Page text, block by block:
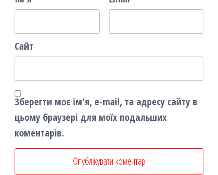
Сайт
Зберегти моє ім'я, e-mail, та адресу сайту в
цьому браузері для моїх подальших
коментарів.